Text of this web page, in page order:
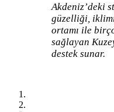
Akdeniz’deki
güzelliği,
ortamı ile
sağlayan
destek sunar.